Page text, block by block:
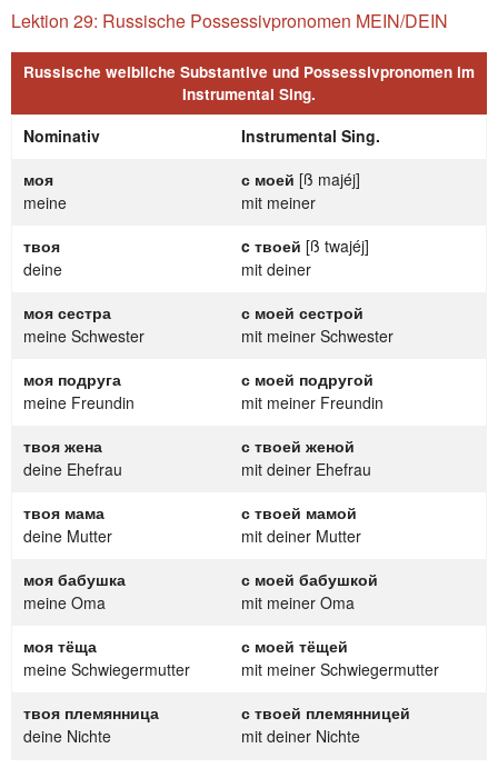
Lektion 29: Russische Possessivpronomen MEIN/DEIN
Russische weibliche Substantive und Possessivpronomen im
Instrumental Sing.
Nominativ
Instrumental Sing.
моя
meine
с моей [ß majéj]
mit meiner
твоя
deine
c твоей [ß twajéj]
mit deiner
моя сестра
meine Schwester
с моей сестрой
mit meiner Schwester
моя подруга
meine Freundin
с моей подругой
mit meiner Freundin
твоя жена
deine Ehefrau
с твоей женой
mit deiner Ehefrau
твоя мама
deine Mutter
с твоей мамой
mit deiner Mutter
моя бабушка
meine Oma
с моей бабушкой
mit meiner Oma
моя тёща
meine Schwiegermutter
с моей тёщей
mit meiner Schwiegermutter
твоя племянница
deine Nichte
с твоей племянницей
mit deiner Nichte